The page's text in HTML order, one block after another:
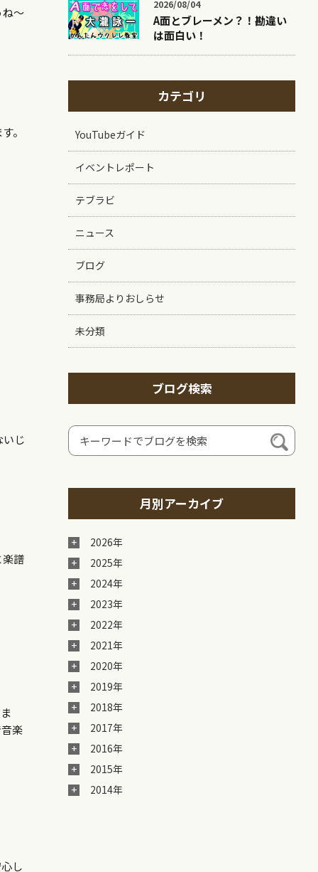
ね～
。
いじ
楽譜
楽
し
2026/08/04
A面とブレーメン？！勘違い
は面白い！
カテゴリ
YouTubeガイド
イベントレポート
テブラビ
ニュース
ブログ
事務局よりおしらせ
未分類
ブログ検索
月別アーカイブ
2026年
2025年
2024年
2023年
2022年
2021年
2020年
2019年
2018年
2017年
2016年
2015年
2014年